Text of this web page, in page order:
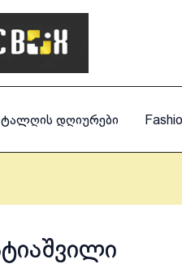
დღიურები